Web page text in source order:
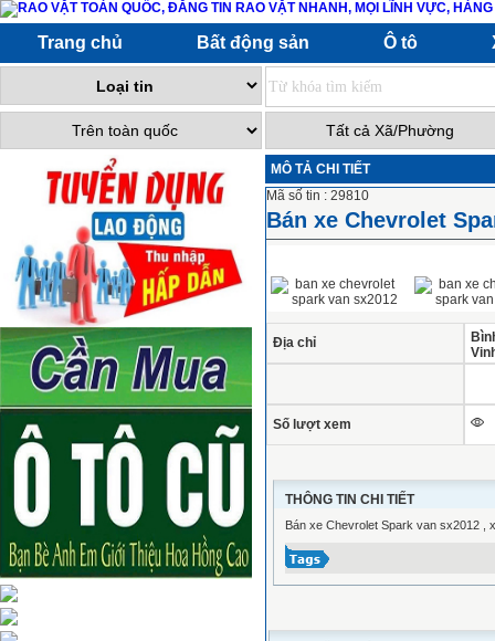
Trang chủ Bất động sản Ô tô
MÔ TẢ CHI TIẾT
Mã số tin : 29810
Bán xe Chevrolet
Địa chỉ
Số lượt xem
THÔNG TIN CHI TIẾT
Bán xe Chevrolet Spark van sx2012 ,